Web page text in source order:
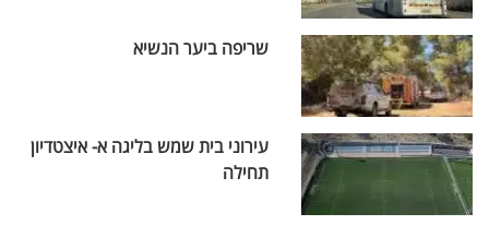
שריפה ביער הנשיא
עירוני בית שמש בליגה א- איצטדיון
תחילה